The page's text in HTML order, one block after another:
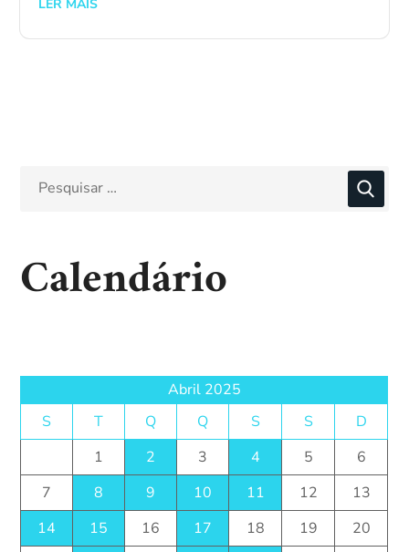
LER MAIS
Calendário
Abril 2025
S
T Q Q S S
D
1
2 3 4 5
6
7
8 9 10 11 12
13
14
15 16 17 18 19
20